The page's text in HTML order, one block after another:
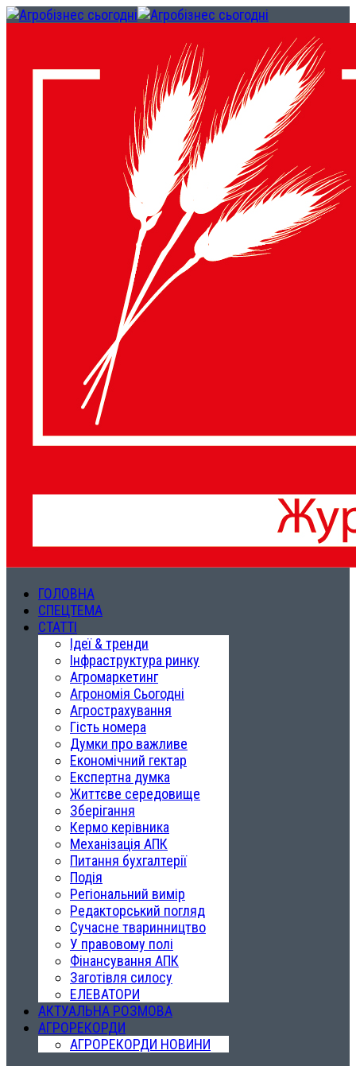
ГОЛОВНА
СПЕЦТЕМА
СТАТТІ
Ідеї & тренди
Інфраструктура ринку
Агромаркетинг
Агрономія Сьогодні
Агрострахування
Гість номера
Думки про важливе
Економічний гектар
Експертна думка
Життєве середовище
Зберігання
Кермо керівника
Механізація АПК
Питання бухгалтерії
Подія
Регіональний вимір
Редакторський погляд
Сучасне тваринництво
У правовому полі
Фінансування АПК
Заготівля силосу
ЕЛЕВАТОРИ
АКТУАЛЬНА РОЗМОВА
АГРОРЕКОРДИ
АГРОРЕКОРДИ НОВИНИ